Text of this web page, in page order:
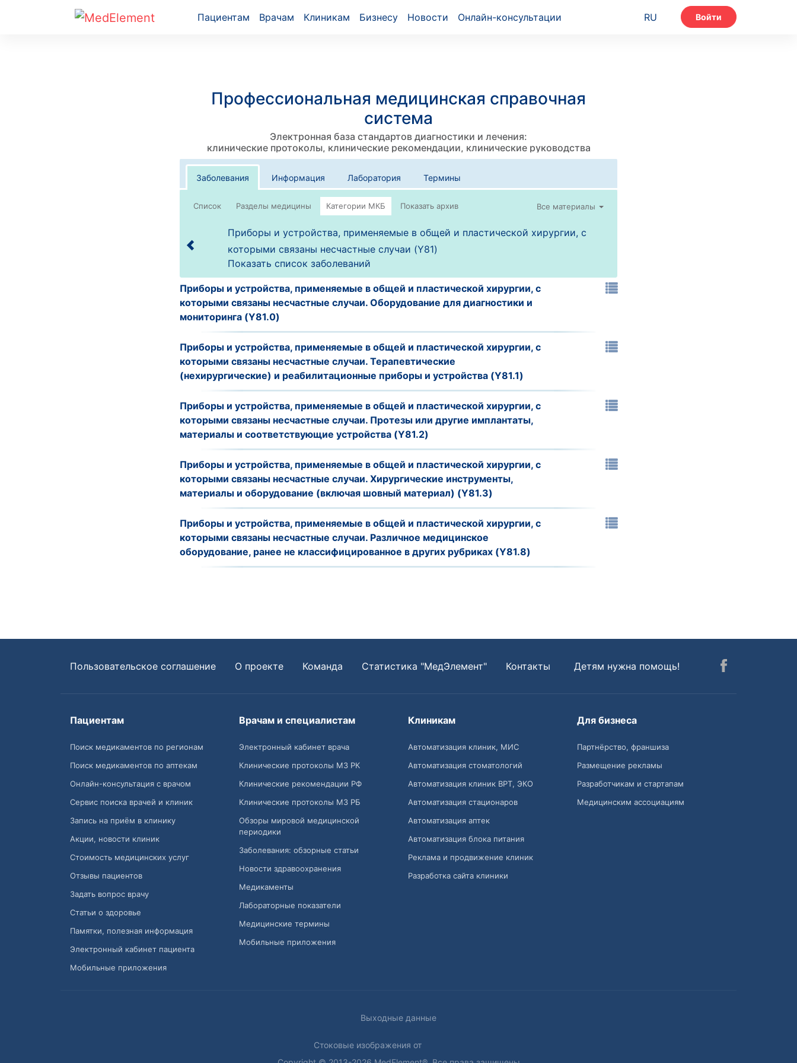
Пациентам Врачам Клиникам Бизнесу Новости Онлайн-консультации RU Войти
Профессиональная медицинская справочная
система
Электронная база стандартов диагностики и лечения:
клинические протоколы, клинические рекомендации, клинические руководства
Заболевания Информация Лаборатория Термины
Список Все материалы
Приборы и устройства, применяемые в общей и пластической хирургии, с
которыми связаны несчастные случаи (Y81)
Показать список заболеваний
Приборы и устройства, применяемые в общей и пластической хирургии, с
которыми связаны несчастные случаи. Оборудование для диагностики и
мониторинга (Y81.0)
Приборы и устройства, применяемые в общей и пластической хирургии, с
которыми связаны несчастные случаи. Терапевтические
(нехирургические) и реабилитационные приборы и устройства (Y81.1)
Приборы и устройства, применяемые в общей и пластической хирургии, с
которыми связаны несчастные случаи. Протезы или другие имплантаты,
материалы и соответствующие устройства (Y81.2)
Приборы и устройства, применяемые в общей и пластической хирургии, с
которыми связаны несчастные случаи. Хирургические инструменты,
материалы и оборудование (включая шовный материал) (Y81.3)
Приборы и устройства, применяемые в общей и пластической хирургии, с
которыми связаны несчастные случаи. Различное медицинское
оборудование, ранее не классифицированное в других рубриках (Y81.8)
Пользовательское соглашение О проекте Команда Статистика "МедЭлемент" Контакты Детям нужна помощь!
Пациентам
Поиск медикаментов по регионам
Поиск медикаментов по аптекам
Онлайн-консультация с врачом
Сервис поиска врачей и клиник
Запись на приём в клинику
Акции, новости клиник
Стоимость медицинских услуг
Отзывы пациентов
Задать вопрос врачу
Статьи о здоровье
Памятки, полезная информация
Электронный кабинет пациента
Мобильные приложения
Врачам и специалистам
Электронный кабинет врача
Клинические протоколы МЗ РК
Клинические рекомендации РФ
Клинические протоколы МЗ РБ
Обзоры мировой медицинской
периодики
Заболевания: обзорные статьи
Новости здравоохранения
Медикаменты
Лабораторные показатели
Медицинские термины
Мобильные приложения
Клиникам
Автоматизация клиник, МИС
Автоматизация стоматологий
Автоматизация клиник ВРТ, ЭКО
Автоматизация стационаров
Автоматизация аптек
Автоматизация блока питания
Реклама и продвижение клиник
Разработка сайта клиники
Для бизнеса
Партнёрство, франшиза
Размещение рекламы
Разработчикам и стартапам
Медицинским ассоциациям
Выходные данные
Стоковые изображения от